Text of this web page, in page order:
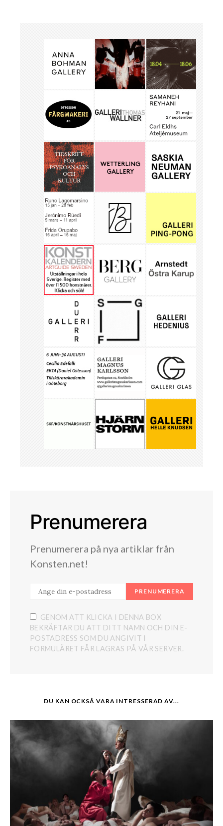
Prenumerera
Prenumerera på nya artiklar från
Konsten.net!
PRENUMERERA
GENOM ATT KLICKA I DENNA BOX
BEKRÄFTAR DU ATT DITT NAMN OCH DIN E-
POSTADRESS SOM DU ANGIVIT I
FORMULÄRET FÅR LAGRAS PÅ VÅR SERVER.
DU KAN OCKSÅ VARA INTRESSERAD AV...